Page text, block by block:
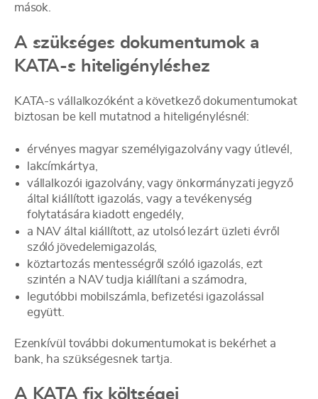
mások.
A szükséges dokumentumok a
KATA-s hiteligényléshez
KATA-s vállalkozóként a következő dokumentumokat
biztosan be kell mutatnod a hiteligénylésnél:
érvényes magyar személyigazolvány vagy útlevél,
lakcímkártya,
vállalkozói igazolvány, vagy önkormányzati jegyző
által kiállított igazolás, vagy a tevékenység
folytatására kiadott engedély,
a NAV által kiállított, az utolsó lezárt üzleti évről
szóló jövedelemigazolás,
köztartozás mentességről szóló igazolás, ezt
szintén a NAV tudja kiállítani a számodra,
legutóbbi mobilszámla, befizetési igazolással
együtt.
Ezenkívül további dokumentumokat is bekérhet a
bank, ha szükségesnek tartja.
A KATA fix költségei